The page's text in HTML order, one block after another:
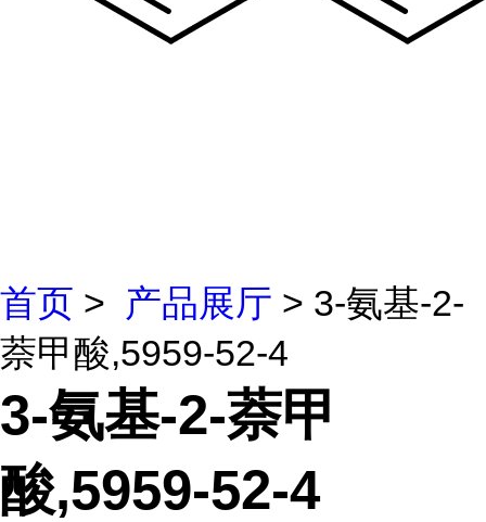
首页 > 产品展厅 > 3-氨基-2-
萘甲酸,5959-52-4
3-氨基-2-萘甲
酸,5959-52-4